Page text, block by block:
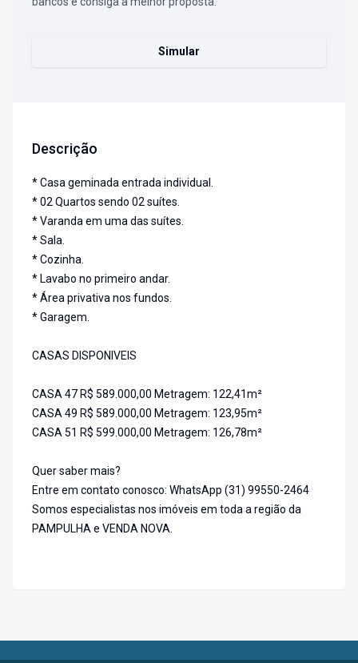
Simular
Descrição
* Casa geminada entrada individual.
* 02 Quartos sendo 02 suítes.
* Varanda em uma das suítes.
* Sala.
* Cozinha.
* Lavabo no primeiro andar.
* Área privativa nos fundos.
* Garagem.
CASAS DISPONIVEIS
CASA 47 R$ 589.000,00 Metragem: 122,41m²
CASA 49 R$ 589.000,00 Metragem: 123,95m²
CASA 51 R$ 599.000,00 Metragem: 126,78m²
Quer saber mais?
Entre em contato conosco: WhatsApp (31) 99550-2464
Somos especialistas nos imóveis em toda a região da
PAMPULHA e VENDA NOVA.